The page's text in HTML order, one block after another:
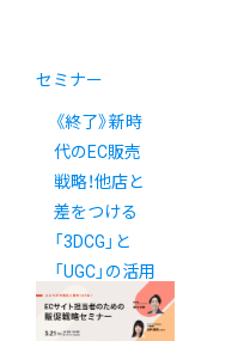
セミナー
《終了》新時
代のEC販売
戦略！他店と
差をつける
「3DCG」と
「UGC」の活用
術